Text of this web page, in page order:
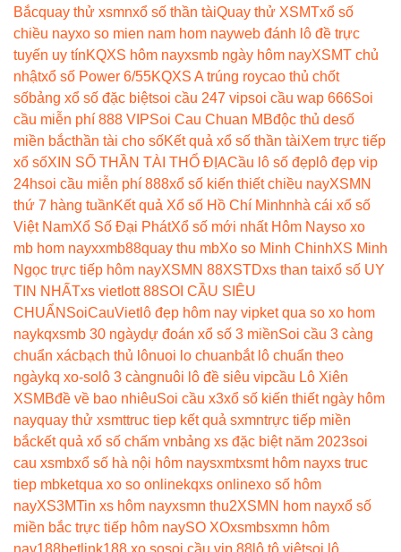
Bắcquay thử xsmnxổ số thần tàiQuay thử XSMTxổ số
chiều nayxo so mien nam hom nayweb đánh lô đề trực
tuyến uy tínKQXS hôm nayxsmb ngày hôm nayXSMT chủ
nhậtxổ số Power 6/55KQXS A trúng roycao thủ chốt
sốbảng xổ số đặc biệtsoi cầu 247 vipsoi cầu wap 666Soi
cầu miễn phí 888 VIPSoi Cau Chuan MBđộc thủ desố
miền bắcthần tài cho sốKết quả xổ số thần tàiXem trực tiếp
xổ sốXIN SỐ THẦN TÀI THỔ ĐỊACầu lô số đẹp lô đẹp vip
24hsoi cầu miễn phí 888xổ số kiến thiết chiều nayXSMN
thứ 7 hàng tuầnKết quả Xổ số Hồ Chí Minhnhà cái xổ số
Việt NamXổ Số Đại PhátXổ số mới nhất Hôm Nayso xo
mb hom nayxxmb88quay thu mbXo so Minh ChinhXS Minh
Ngọc trực tiếp hôm nayXSMN 88XSTDxs than taixổ số UY
TIN NHẤTxs vietlott 88SOI CẦU SIÊU
CHUẨN SoiCauVietlô đẹp hôm nay vipket qua so xo hom
naykqxsmb 30 ngàydự đoán xổ số 3 miềnSoi cầu 3 càng
chuẩn xácbạch thủ lônuoi lo chuanbắt lô chuẩn theo
ngàykq xo-so lô 3 càngnuôi lô đề siêu vipcầu Lô Xiên
XSMBđề về bao nhiêuSoi cầu x3xổ số kiến thiết ngày hôm
nayquay thử xsmttruc tiep kết quả sxmntrực tiếp miền
bắckết quả xổ số chấm vnbảng xs đặc biệt năm 2023soi
cau xsmbxổ số hà nội hôm naysxmtxsmt hôm nayxs truc
tiep mbketqua xo so onlinekqxs onlinexo số hôm
nayXS3MTin xs hôm nayxsmn thu2XSMN hom nayxổ số
miền bắc trực tiếp hôm naySO XOxsmbsxmn hôm